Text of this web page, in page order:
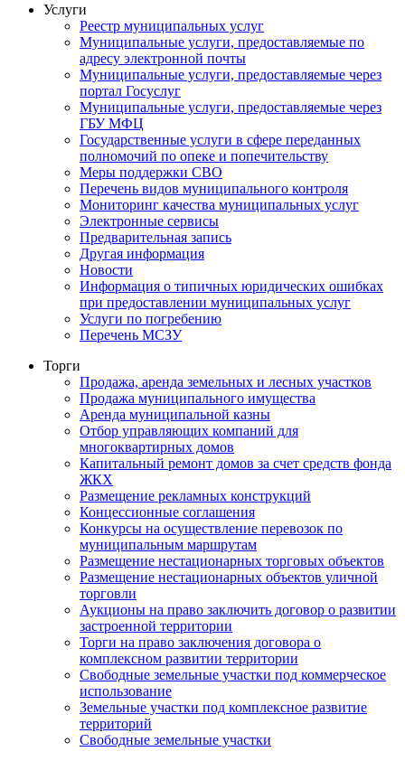
Услуги
Реестр муниципальных услуг
Муниципальные услуги, предоставляемые по
адресу электронной почты
Муниципальные услуги, предоставляемые через
портал Госуслуг
Муниципальные услуги, предоставляемые через
ГБУ МФЦ
Государственные услуги в сфере переданных
полномочий по опеке и попечительству
Меры поддержки СВО
Перечень видов муниципального контроля
Мониторинг качества муниципальных услуг
Электронные сервисы
Предварительная запись
Другая информация
Новости
Информация о типичных юридических ошибках
при предоставлении муниципальных услуг
Услуги по погребению
Перечень МСЗУ
Торги
Продажа, аренда земельных и лесных участков
Продажа муниципального имущества
Аренда муниципальной казны
Отбор управляющих компаний для
многоквартирных домов
Капитальный ремонт домов за счет средств фонда
ЖКХ
Размещение рекламных конструкций
Концессионные соглашения
Конкурсы на осуществление перевозок по
муниципальным маршрутам
Размещение нестационарных торговых объектов
Размещение нестационарных объектов уличной
торговли
Аукционы на право заключить договор о развитии
застроенной территории
Торги на право заключения договора о
комплексном развитии территории
Свободные земельные участки под коммерческое
использование
Земельные участки под комплексное развитие
территорий
Свободные земельные участки